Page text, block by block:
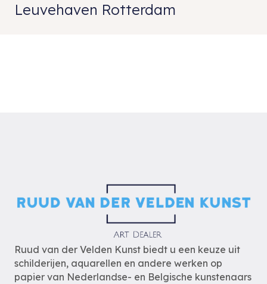
Leuvehaven Rotterdam
Ruud van der Velden Kunst biedt u een keuze uit
schilderijen, aquarellen en andere werken op
papier van Nederlandse- en Belgische kunstenaars